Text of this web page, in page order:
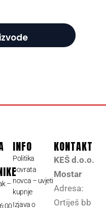
–
INFO
Politika
povrata
novca – uvjeti
kupnje
Izjava o
KONTAKT
KEŠ d.o.o.
Mostar
Adresa:
Ortiješ bb